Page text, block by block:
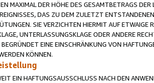
MAXIMAL DER HÖHE DES GESAMTBETRAGS
DAS ZU DEM ZULETZT
SIE VERZICHTEN HIERMIT AUF
UNTERLASSUNGSKLAGE ODER ANDERE
EINE EINSCHRÄNKUNG VON
KÖNNEN.
EIN HAFTUNGSAUSSCHLUSS NACH DEN